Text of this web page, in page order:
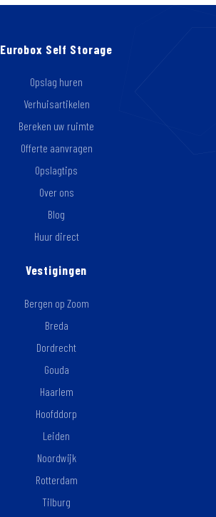
Eurobox Self Storage
Opslag huren
Verhuisartikelen
Bereken uw ruimte
Offerte aanvragen
Opslagtips
Over ons
Blog
Huur direct
Vestigingen
Bergen op Zoom
Breda
Dordrecht
Gouda
Haarlem
Hoofddorp
Leiden
Noordwijk
Rotterdam
Tilburg